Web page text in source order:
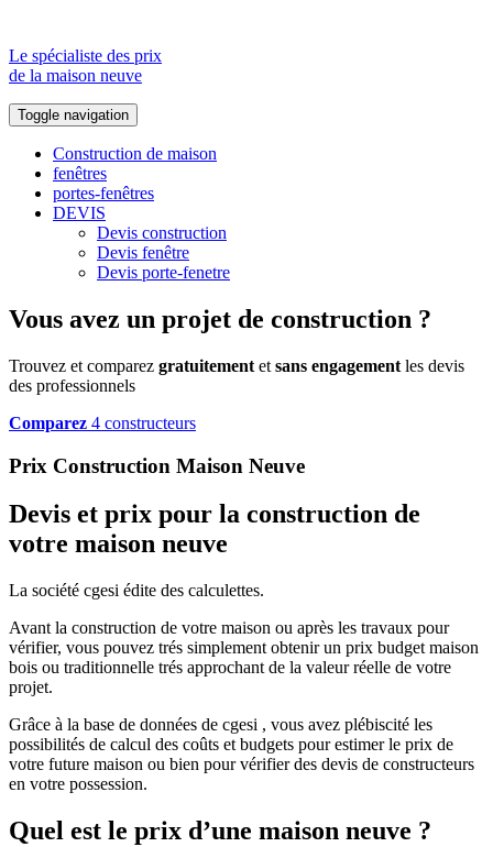
Le spécialiste des prix
de la maison neuve
Toggle navigation
Construction de maison
fenêtres
portes-fenêtres
DEVIS
Devis construction
Devis fenêtre
Devis porte-fenetre
Vous avez un projet de construction ?
Trouvez et comparez gratuitement et sans engagement les devis
des professionnels
Comparez 4 constructeurs
Prix Construction Maison Neuve
Devis et prix pour la construction de
votre maison neuve
La société cgesi édite des calculettes.
Avant la construction de votre maison ou après les travaux pour
vérifier, vous pouvez trés simplement obtenir un prix budget maison
bois ou traditionnelle trés approchant de la valeur réelle de votre
projet.
Grâce à la base de données de cgesi , vous avez plébiscité les
possibilités de calcul des coûts et budgets pour estimer le prix de
votre future maison ou bien pour vérifier des devis de constructeurs
en votre possession.
Quel est le prix d’une maison neuve ?